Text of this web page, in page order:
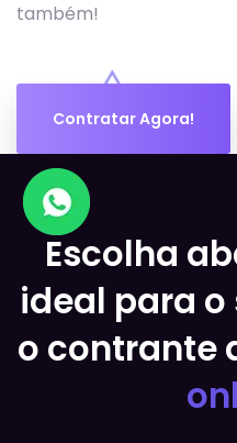
também!
Contratar Agora!
Escolha
ideal para o
o contrante